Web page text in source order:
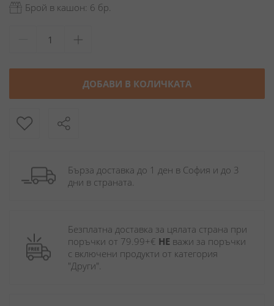
Брой в кашон: 6 бр.
ДОБАВИ В КОЛИЧКАТА
Бърза доставка до 1 ден в София и до 3
дни в страната.
Безплатна доставка за цялата страна при
поръчки от 79.99+€ НЕ важи за поръчки
с включени продукти от категория
"Други".